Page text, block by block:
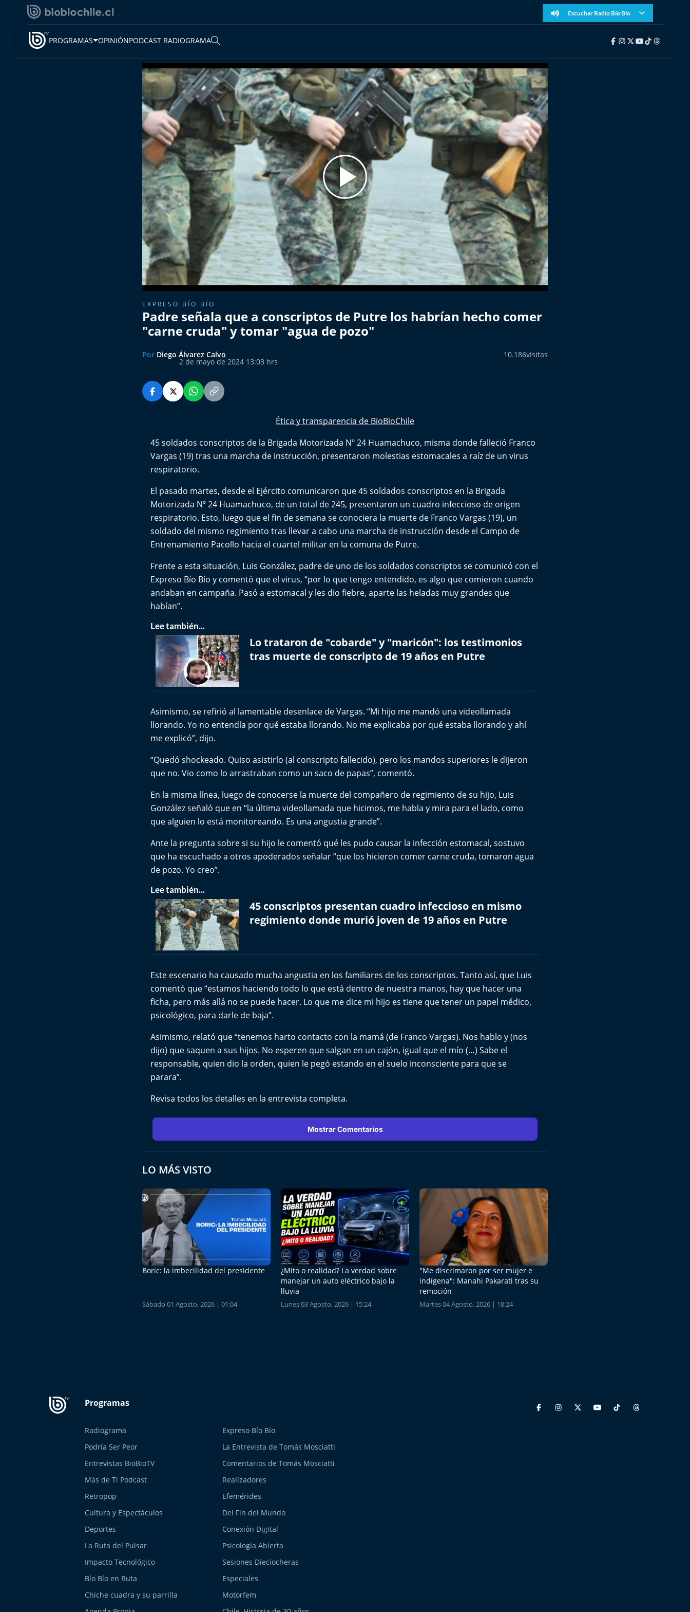
Escuchar Radio Bío Bío
PROGRAMAS OPINIÓNPODCAST RADIOGRAMA
EXPRESO BÍO BÍO
Padre señala que a conscriptos de Putre los habrían hecho comer
"carne cruda" y tomar "agua de pozo"
Por Diego Álvarez Calvo
2 de mayo de 2024 13:03 hrs
10.186visitas
Ética y transparencia de BioBioChile
45 soldados conscriptos de la Brigada Motorizada Nº 24 Huamachuco, misma donde falleció Franco
Vargas (19) tras una marcha de instrucción, presentaron molestias estomacales a raíz de un virus
respiratorio.
El pasado martes, desde el Ejército comunicaron que 45 soldados conscriptos en la Brigada
Motorizada Nº 24 Huamachuco, de un total de 245, presentaron un cuadro infeccioso de origen
respiratorio. Esto, luego que el fin de semana se conociera la muerte de Franco Vargas (19), un
soldado del mismo regimiento tras llevar a cabo una marcha de instrucción desde el Campo de
Entrenamiento Pacollo hacia el cuartel militar en la comuna de Putre.
Frente a esta situación, Luis González, padre de uno de los soldados conscriptos se comunicó con el
Expreso Bío Bío y comentó que el virus, “por lo que tengo entendido, es algo que comieron cuando
andaban en campaña. Pasó a estomacal y les dio fiebre, aparte las heladas muy grandes que
habían”.
Lee también...
Lo trataron de "cobarde" y "maricón": los testimonios
tras muerte de conscripto de 19 años en Putre
Asimismo, se refirió al lamentable desenlace de Vargas. “Mi hijo me mandó una videollamada
llorando. Yo no entendía por qué estaba llorando. No me explicaba por qué estaba llorando y ahí
me explicó”, dijo.
“Quedó shockeado. Quiso asistirlo (al conscripto fallecido), pero los mandos superiores le dijeron
que no. Vio como lo arrastraban como un saco de papas”, comentó.
En la misma línea, luego de conocerse la muerte del compañero de regimiento de su hijo, Luis
González señaló que en “la última videollamada que hicimos, me habla y mira para el lado, como
que alguien lo está monitoreando. Es una angustia grande”.
Ante la pregunta sobre si su hijo le comentó qué les pudo causar la infección estomacal, sostuvo
que ha escuchado a otros apoderados señalar “que los hicieron comer carne cruda, tomaron agua
de pozo. Yo creo”.
Lee también...
45 conscriptos presentan cuadro infeccioso en mismo
regimiento donde murió joven de 19 años en Putre
Este escenario ha causado mucha angustia en los familiares de los conscriptos. Tanto así, que Luis
comentó que “estamos haciendo todo lo que está dentro de nuestra manos, hay que hacer una
ficha, pero más allá no se puede hacer. Lo que me dice mi hijo es tiene que tener un papel médico,
psicológico, para darle de baja”.
Asimismo, relató que “tenemos harto contacto con la mamá (de Franco Vargas). Nos hablo y (nos
dijo) que saquen a sus hijos. No esperen que salgan en un cajón, igual que el mío (…) Sabe el
responsable, quien dio la orden, quien le pegó estando en el suelo inconsciente para que se
parara”.
Revisa todos los detalles en la entrevista completa.
Mostrar Comentarios
LO MÁS VISTO
Boric: la imbecilidad del presidente
Sábado 01 Agosto, 2026 | 01:04
¿Mito o realidad? La verdad sobre
manejar un auto eléctrico bajo la
lluvia
Lunes 03 Agosto, 2026 | 15:24
"Me discrimaron por ser mujer e
indígena": Manahi Pakarati tras su
remoción
Martes 04 Agosto, 2026 | 18:24
Radiograma
Expreso Bío Bío
Podría Ser Peor
La Entrevista de Tomás Mosciatti
Entrevistas BioBioTV
Comentarios de Tomás Mosciatti
Más de Ti Podcast
Realizadores
Retropop
Efemérides
Cultura y Espectáculos
Del Fin del Mundo
Deportes
Conexión Digital
La Ruta del Pulsar
Psicología Abierta
Impacto Tecnológico
Sesiones Dieciocheras
Bío Bío en Ruta
Especiales
Chiche cuadra y su parrilla
Motorfem